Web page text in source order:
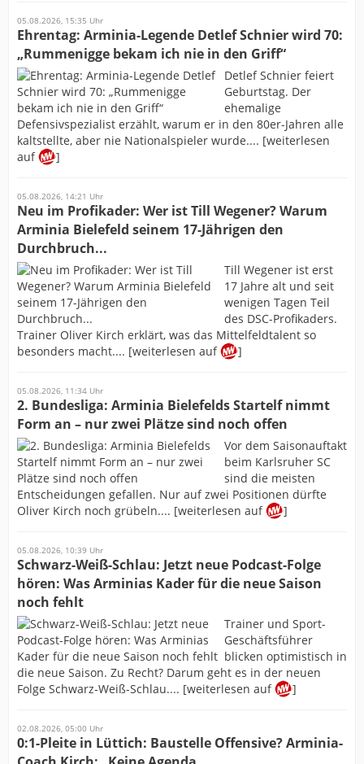
05.08.2026, 15:35 Uhr
Ehrentag: Arminia-Legende Detlef Schnier wird 70:
„Rummenigge bekam ich nie in den Griff“
Detlef Schnier feiert
Geburtstag. Der
ehemalige
Defensivspezialist erzählt, warum er in den 80er-Jahren alle
kaltstellte, aber nie Nationalspieler wurde.... [weiterlesen
auf
]
05.08.2026, 14:21 Uhr
Neu im Profikader: Wer ist Till Wegener? Warum
Arminia Bielefeld seinem 17-Jährigen den
Durchbruch...
Till Wegener ist erst
17 Jahre alt und seit
wenigen Tagen Teil
des DSC-Profikaders.
Trainer Oliver Kirch erklärt, was das Mittelfeldtalent so
besonders macht.... [weiterlesen auf
]
05.08.2026, 11:34 Uhr
2. Bundesliga: Arminia Bielefelds Startelf nimmt
Form an – nur zwei Plätze sind noch offen
Vor dem Saisonauftakt
beim Karlsruher SC
sind die meisten
Entscheidungen gefallen. Nur auf zwei Positionen dürfte
Oliver Kirch noch grübeln.... [weiterlesen auf
]
05.08.2026, 10:39 Uhr
Schwarz-Weiß-Schlau: Jetzt neue Podcast-Folge
hören: Was Arminias Kader für die neue Saison
noch fehlt
Trainer und Sport-
Geschäftsführer
blicken optimistisch in
die neue Saison. Zu Recht? Darum geht es in der neuen
Folge Schwarz-Weiß-Schlau.... [weiterlesen auf
]
02.08.2026, 05:00 Uhr
0:1-Pleite in Lüttich: Baustelle Offensive? Arminia-